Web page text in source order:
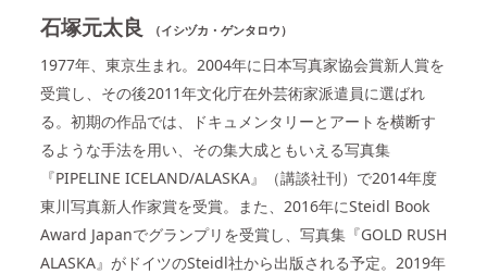
石塚元太良 （イシヅカ・ゲンタロウ）
1977年、東京生まれ。2004年に日本写真家協会賞新人賞を
受賞し、その後2011年文化庁在外芸術家派遣員に選ばれ
る。初期の作品では、ドキュメンタリーとアートを横断す
るような手法を用い、その集大成ともいえる写真集
『PIPELINE ICELAND/ALASKA』（講談社刊）で2014年度
東川写真新人作家賞を受賞。また、2016年にSteidl Book
Award Japanでグランプリを受賞し、写真集『GOLD RUSH
ALASKA』がドイツのSteidl社から出版される予定。2019年